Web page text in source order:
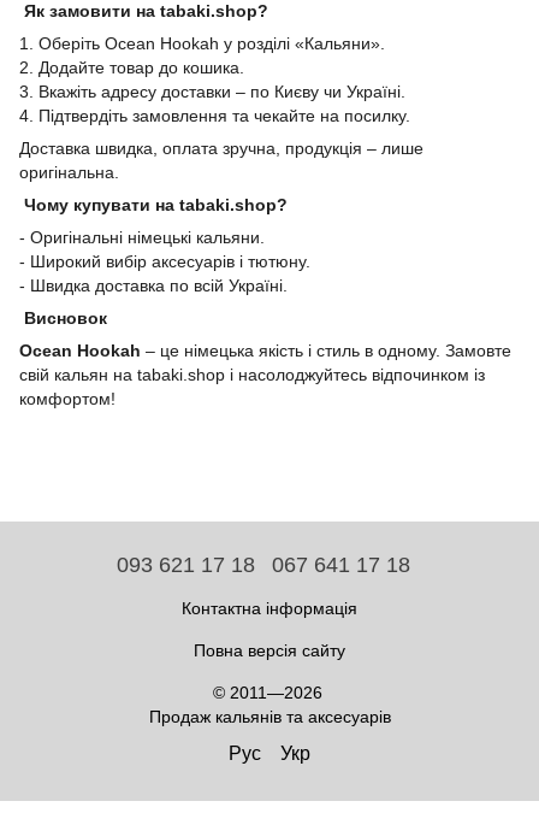
Як замовити на tabaki.shop?
1. Оберіть Ocean Hookah у розділі «Кальяни».
2. Додайте товар до кошика.
3. Вкажіть адресу доставки – по Києву чи Україні.
4. Підтвердіть замовлення та чекайте на посилку.
Доставка швидка, оплата зручна, продукція – лише
оригінальна.
Чому купувати на tabaki.shop?
- Оригінальні німецькі кальяни.
- Широкий вибір аксесуарів і тютюну.
- Швидка доставка по всій Україні.
Висновок
Ocean Hookah – це німецька якість і стиль в одному. Замовте
свій кальян на tabaki.shop і насолоджуйтесь відпочинком із
комфортом!
093 621 17 18 067 641 17 18
Контактна інформація
Повна версія сайту
© 2011—2026
Продаж кальянів та аксесуарів
Рус Укр